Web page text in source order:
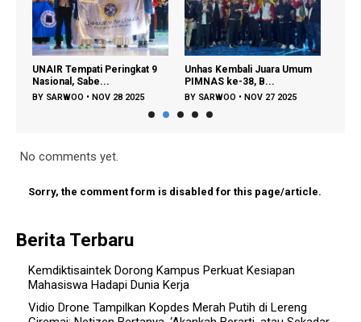
UNAIR Tempati Peringkat 9
Nasional, Sabe...
BY SARWOO • NOV 28 2025
Unhas Kembali Juara Umum
PIMNAS ke-38, B...
BY SARWOO • NOV 27 2025
No comments yet.
Sorry, the comment form is disabled for this page/article.
Berita Terbaru
Kemdiktisaintek Dorong Kampus Perkuat Kesiapan
Mahasiswa Hadapi Dunia Kerja
Vidio Drone Tampilkan Kopdes Merah Putih di Lereng